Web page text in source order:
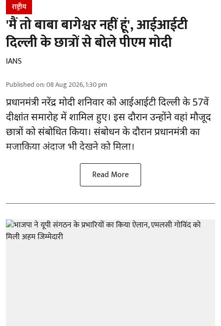
राष्ट्रीय
'मैं तो बाबा बागेश्वर नहीं हूं', आईआईटी
दिल्ली के छात्रों से बोले पीएम मोदी
IANS
Published on:08 Aug 2026, 1:30 pm
प्रधानमंत्री नरेंद्र मोदी शनिवार को आईआईटीदिल्लीके 57वें
दीक्षांत समारोह में शामिल हुए। इस दौरान उन्होंने वहां मौजूद
छात्रों को संबोधित किया। संबोधन के दौरान प्रधानमंत्री का
मजाकिया अंदाज भी देखने को मिला।
Read More